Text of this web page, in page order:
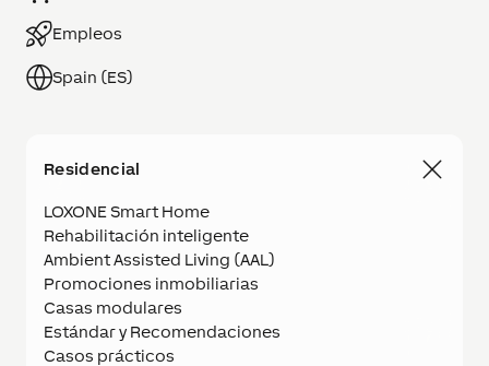
Empleos
Spain (ES)
Residencial
LOXONE Smart Home
Rehabilitación inteligente
Ambient Assisted Living (AAL)
Promociones inmobiliarias
Casas modulares
Estándar y Recomendaciones
Casos prácticos